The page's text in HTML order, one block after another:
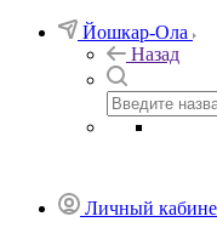
Йошкар-Ола
Назад
Личный